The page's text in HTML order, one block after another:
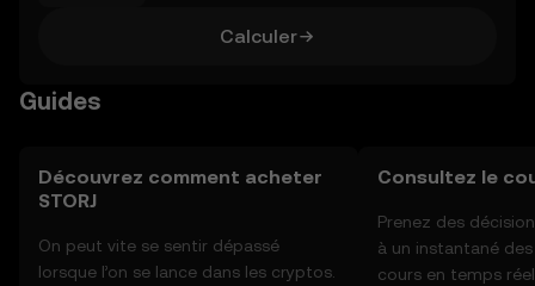
Calculer
Guides
Découvrez comment acheter
STORJ
On peut vite se sentir dépassé
lorsque l’on se lance dans les cryptos.
Consultez le
Prenez des
à un instantané
cours en temps